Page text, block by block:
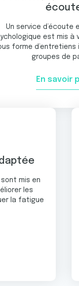
Un service d’écoute
est mis à
forme d’entretiens
groupes de
En savoir
sont mis en
les
la fatigue